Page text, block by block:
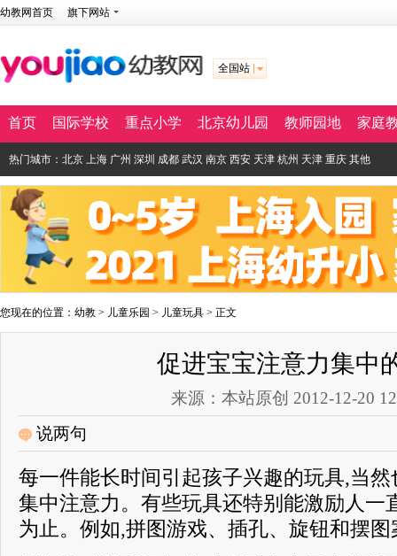
幼教网首页 旗下网站
全国站
首页 国际学校 重点小学 北京幼儿园 教师园地 家庭
热门城市： 北京 上海 广州 深圳 成都 武汉 南京 西安 天津 杭州 天津 重庆 其他
您现在的位置： 幼教 > 儿童乐园 > 儿童玩具 > 正文
促进宝宝注意力集中
来源：本站原创 2012-12-20
说两句
每一件能长时间引起孩子兴趣的玩具,当
集中注意力。有些玩具还特别能激励人一
为止。例如,拼图游戏、插孔、旋钮和